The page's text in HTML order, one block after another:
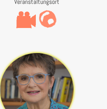
Veranstaltungsort